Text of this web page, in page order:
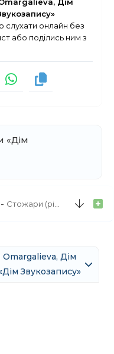
слухати онлайн без
або поділись ним з
«Дім
Стожари (рінгтон)
Omargalieva, Дім
Звукозапису»